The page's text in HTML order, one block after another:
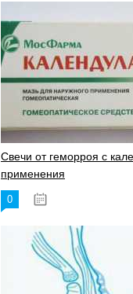
Свечи от геморроя с
применения
0